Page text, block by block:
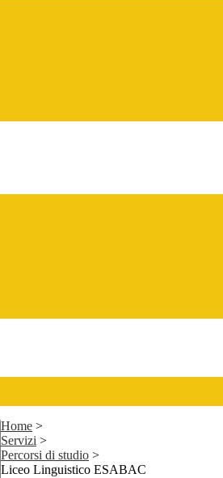
Home >
Servizi >
Percorsi di studio >
Liceo Linguistico ESABAC